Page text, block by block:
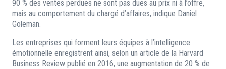
90 % des ventes perdues ne sont pas dues au prix ni à l’offre,
mais au comportement du chargé d’affaires, indique Daniel
Goleman.
Les entreprises qui forment leurs équipes à l’intelligence
émotionnelle enregistrent ainsi, selon un article de la Harvard
Business Review publié en 2016, une augmentation de 20 % de